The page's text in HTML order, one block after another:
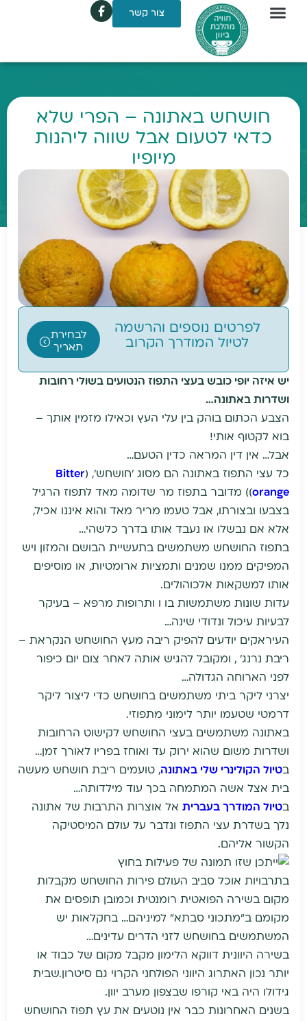
צור קשר
חושחש באתונה – הפרי שלא
כדאי לטעום אבל שווה ליהנות
מיופיו
לפרטים נוספים והרשמה
לטיול המודרך הקרוב
לבחירת
תאריך
יש איזה יופי כובש בעצי התפוז הנטועים בשולי רחובות
ושדרות באתונה…
הצבע הכתום בוהק בין עלי העץ וכאילו מזמין אותך –
בוא לקטוף אותי!
אבל… אין דין המראה כדין הטעם…
כל עצי התפוז באתונה הם מסוג 'חושחש', (Bitter
orange)) מדובר בתפוז מר שדומה מאד לתפוז הרגיל
בצבעו ובצורתו, אבל טעמו מריר מאד והוא איננו אכיל,
אלא אם נבשלו או נעבד אותו בדרך כלשהי…
בתפוז החושחש משתמשים בתעשיית הבושם והמזון ויש
המפיקים ממנו שמנים ותמציות ארומטיות, או מוסיפים
אותו למשקאות אלכוהולים.
עדות שונות משתמשות בו ו ותרופות מרפא – בעיקר
לבעיות עיכול ונדודי שינה…
העיראקים יודעים להפיק ריבה מעץ החושחש הנקראת –
ריבת נרנג' , ומקובל להגיש אותה לאחר צום יום כיפור
לפני הארוחה הגדולה…
יצרני ליקר ביתי משתמשים בחושחש כדי ליצור ליקר
דרמטי שטעמו יותר לימוני מתפוזי.
באתונה משתמשים בעצי החושחש לקישוט הרחובות
ושדרות משום שהוא ירוק עד ואוחז בפריו לאורך זמן…
בטיול הקולינרי שלי באתונה, טועמים ריבת חושחש מעשה
בית אצל אשה המתמחה בכך עוד מילדותה…
בטיול המודרך בעברית אל אוצרות התרבות של אתונה
נלך בשדרת עצי התפוז ונדבר על עולם המיסטיקה
הקשור אליהם.
בתרבויות אוכל סביב העולם פירות החושחש מקבלות
מקום בשירה הפואטית רומנטית וכמובן תופסים את
מקומם ב"מתכוני סבתא" למיניהם… בחקלאות יש
המשתמשים בחושחש לזני הדרים עדינים…
בשירה היוונית דווקא הלימון מקבל מקום של כבוד או
יותר נכון האתרוג היווני הפולחני הקרוי גם סיטרון.שבית
גידולו היה באי קורפו שבצפון מערב יוון.
בשנים האחרונות כבר אין נוטעים את עץ תפוז החושחש